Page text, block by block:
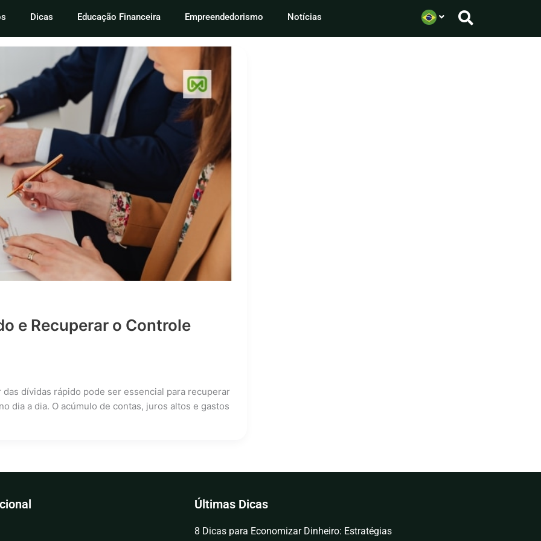
Dicas Educação Financeira Empreendedorismo Notícias
e Recuperar o Controle
dívidas rápido pode ser essencial para recuperar
dia a dia. O acúmulo de contas, juros altos e gastos
Últimas Dicas
8 Dicas para Economizar Dinheiro: Estratégias